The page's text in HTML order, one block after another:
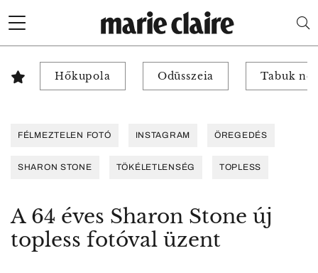
Hőkupola Odüsszeia Tabuk
FÉLMEZTELEN FOTÓ INSTAGRAM ÖREGEDÉS
SHARON STONE TÖKÉLETLENSÉG TOPLESS
A 64 éves Sharon Stone új
topless fotóval üzent